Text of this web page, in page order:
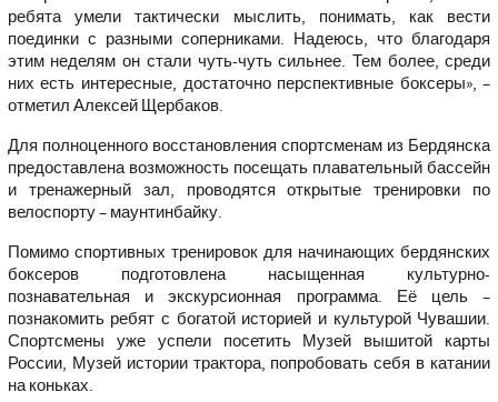
ребята умели тактически мыслить, понимать, как вести
поединки с разными соперниками. Надеюсь, что благодаря
этим неделям он стали чуть-чуть сильнее. Тем более, среди
них есть интересные, достаточно перспективные боксеры», –
отметил Алексей Щербаков.
Для полноценного восстановления спортсменам из Бердянска
предоставлена возможность посещать плавательный бассейн
и тренажерный зал, проводятся открытые тренировки по
велоспорту – маунтинбайку.
Помимо спортивных тренировок для начинающих бердянских
боксеров подготовлена насыщенная культурно-
познавательная и экскурсионная программа. Её цель –
познакомить ребят с богатой историей и культурой Чувашии.
Спортсмены уже успели посетить Музей вышитой карты
России, Музей истории трактора, попробовать себя в катании
на коньках.